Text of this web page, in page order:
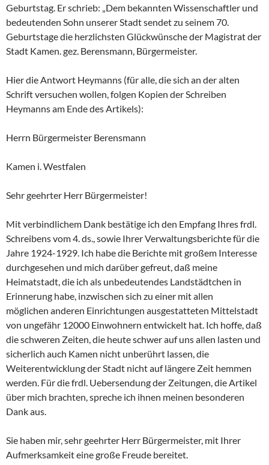
Geburtstag. Er schrieb: „Dem bekannten Wissenschaftler und
bedeutenden Sohn unserer Stadt sendet zu seinem 70.
Geburtstage die herzlichsten Glückwünsche der Magistrat der
Stadt Kamen. gez. Berensmann, Bürgermeister.
Hier die Antwort Heymanns (für alle, die sich an der alten
Schrift versuchen wollen, folgen Kopien der Schreiben
Heymanns am Ende des Artikels):
Herrn Bürgermeister Berensmann
Kamen i. Westfalen
Sehr geehrter Herr Bürgermeister!
Mit verbindlichem Dank bestätige ich den Empfang Ihres frdl.
Schreibens vom 4. ds., sowie Ihrer Verwaltungsberichte für die
Jahre 1924-1929. Ich habe die Berichte mit großem Interesse
durchgesehen und mich darüber gefreut, daß meine
Heimatstadt, die ich als unbedeutendes Landstädtchen in
Erinnerung habe, inzwischen sich zu einer mit allen
möglichen anderen Einrichtungen ausgestatteten Mittelstadt
von ungefähr 12000 Einwohnern entwickelt hat. Ich hoffe, daß
die schweren Zeiten, die heute schwer auf uns allen lasten und
sicherlich auch Kamen nicht unberührt lassen, die
Weiterentwicklung der Stadt nicht auf längere Zeit hemmen
werden. Für die frdl. Uebersendung der Zeitungen, die Artikel
über mich brachten, spreche ich ihnen meinen besonderen
Dank aus.
Sie haben mir, sehr geehrter Herr Bürgermeister, mit Ihrer
Aufmerksamkeit eine große Freude bereitet.